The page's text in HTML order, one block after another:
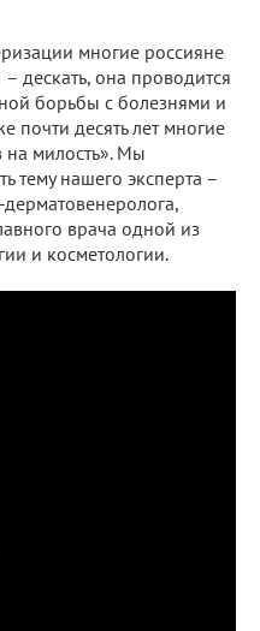
многие россияне
– дескать, она проводится
борьбы с болезнями и
почти десять лет многие
на милость». Мы
тему нашего эксперта –
дерматовенеролога,
врача одной из
и косметологии.